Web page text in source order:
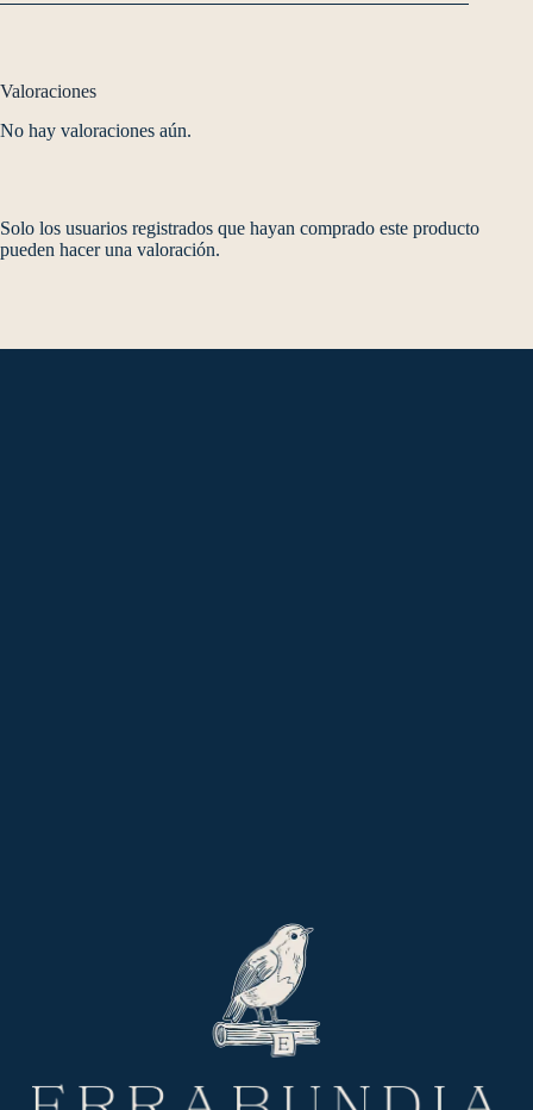
Valoraciones
No hay valoraciones aún.
Solo los usuarios registrados que hayan comprado este producto
pueden hacer una valoración.